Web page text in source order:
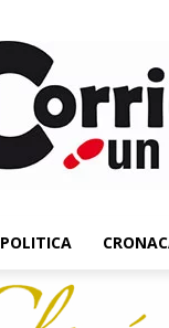
POLITICA